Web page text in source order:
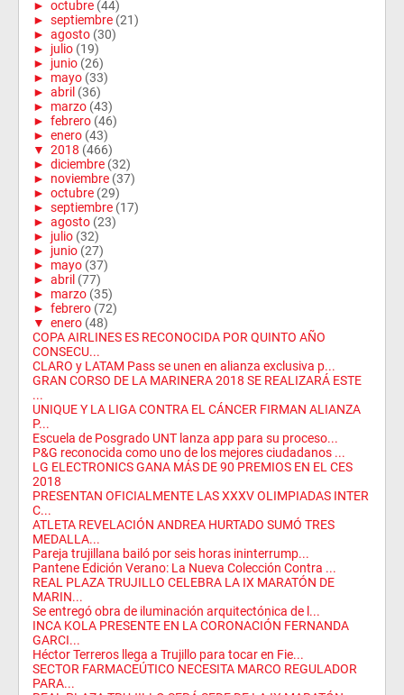
► octubre (44)
► septiembre (21)
► agosto (30)
► julio (19)
► junio (26)
► mayo (33)
► abril (36)
► marzo (43)
► febrero (46)
► enero (43)
▼ 2018 (466)
► diciembre (32)
► noviembre (37)
► octubre (29)
► septiembre (17)
► agosto (23)
► julio (32)
► junio (27)
► mayo (37)
► abril (77)
► marzo (35)
► febrero (72)
▼ enero (48)
COPA AIRLINES ES RECONOCIDA POR QUINTO AÑO
CONSECU...
CLARO y LATAM Pass se unen en alianza exclusiva p...
GRAN CORSO DE LA MARINERA 2018 SE REALIZARÁ ESTE
...
UNIQUE Y LA LIGA CONTRA EL CÁNCER FIRMAN ALIANZA
P...
Escuela de Posgrado UNT lanza app para su proceso...
P&G reconocida como uno de los mejores ciudadanos ...
LG ELECTRONICS GANA MÁS DE 90 PREMIOS EN EL CES
2018
PRESENTAN OFICIALMENTE LAS XXXV OLIMPIADAS INTER
C...
ATLETA REVELACIÓN ANDREA HURTADO SUMÓ TRES
MEDALLA...
Pareja trujillana bailó por seis horas ininterrump...
Pantene Edición Verano: La Nueva Colección Contra ...
REAL PLAZA TRUJILLO CELEBRA LA IX MARATÓN DE
MARIN...
Se entregó obra de iluminación arquitectónica de l...
INCA KOLA PRESENTE EN LA CORONACIÓN FERNANDA
GARCI...
Héctor Terreros llega a Trujillo para tocar en Fie...
SECTOR FARMACEÚTICO NECESITA MARCO REGULADOR
PARA...